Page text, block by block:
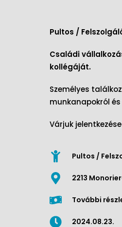
Pultos /
Családi
kollégáját.
Személyes
munkanapokról
Várjuk
Pultos /
2213
További
2024.08.23.